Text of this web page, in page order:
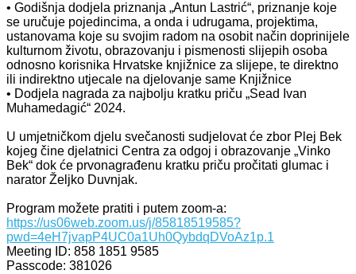
• Godišnja dodjela priznanja „Antun Lastrić“, priznanje koje
se uručuje pojedincima, a onda i udrugama, projektima,
ustanovama koje su svojim radom na osobit način doprinijele
kulturnom životu, obrazovanju i pismenosti slijepih osoba
odnosno korisnika Hrvatske knjižnice za slijepe, te direktno
ili indirektno utjecale na djelovanje same Knjižnice
• Dodjela nagrada za najbolju kratku priču „Sead Ivan
Muhamedagić“ 2024.
U umjetničkom djelu svečanosti sudjelovat će zbor Plej Bek
kojeg čine djelatnici Centra za odgoj i obrazovanje „Vinko
Bek“ dok će prvonagrađenu kratku priču pročitati glumac i
narator Željko Duvnjak.
Program možete pratiti i putem zoom-a:
https://us06web.zoom.us/j/85818519585?
pwd=4eH7jvapP4UC0a1Uh0QybdqDVoAz1p.1
Meeting ID: 858 1851 9585
Passcode: 381026